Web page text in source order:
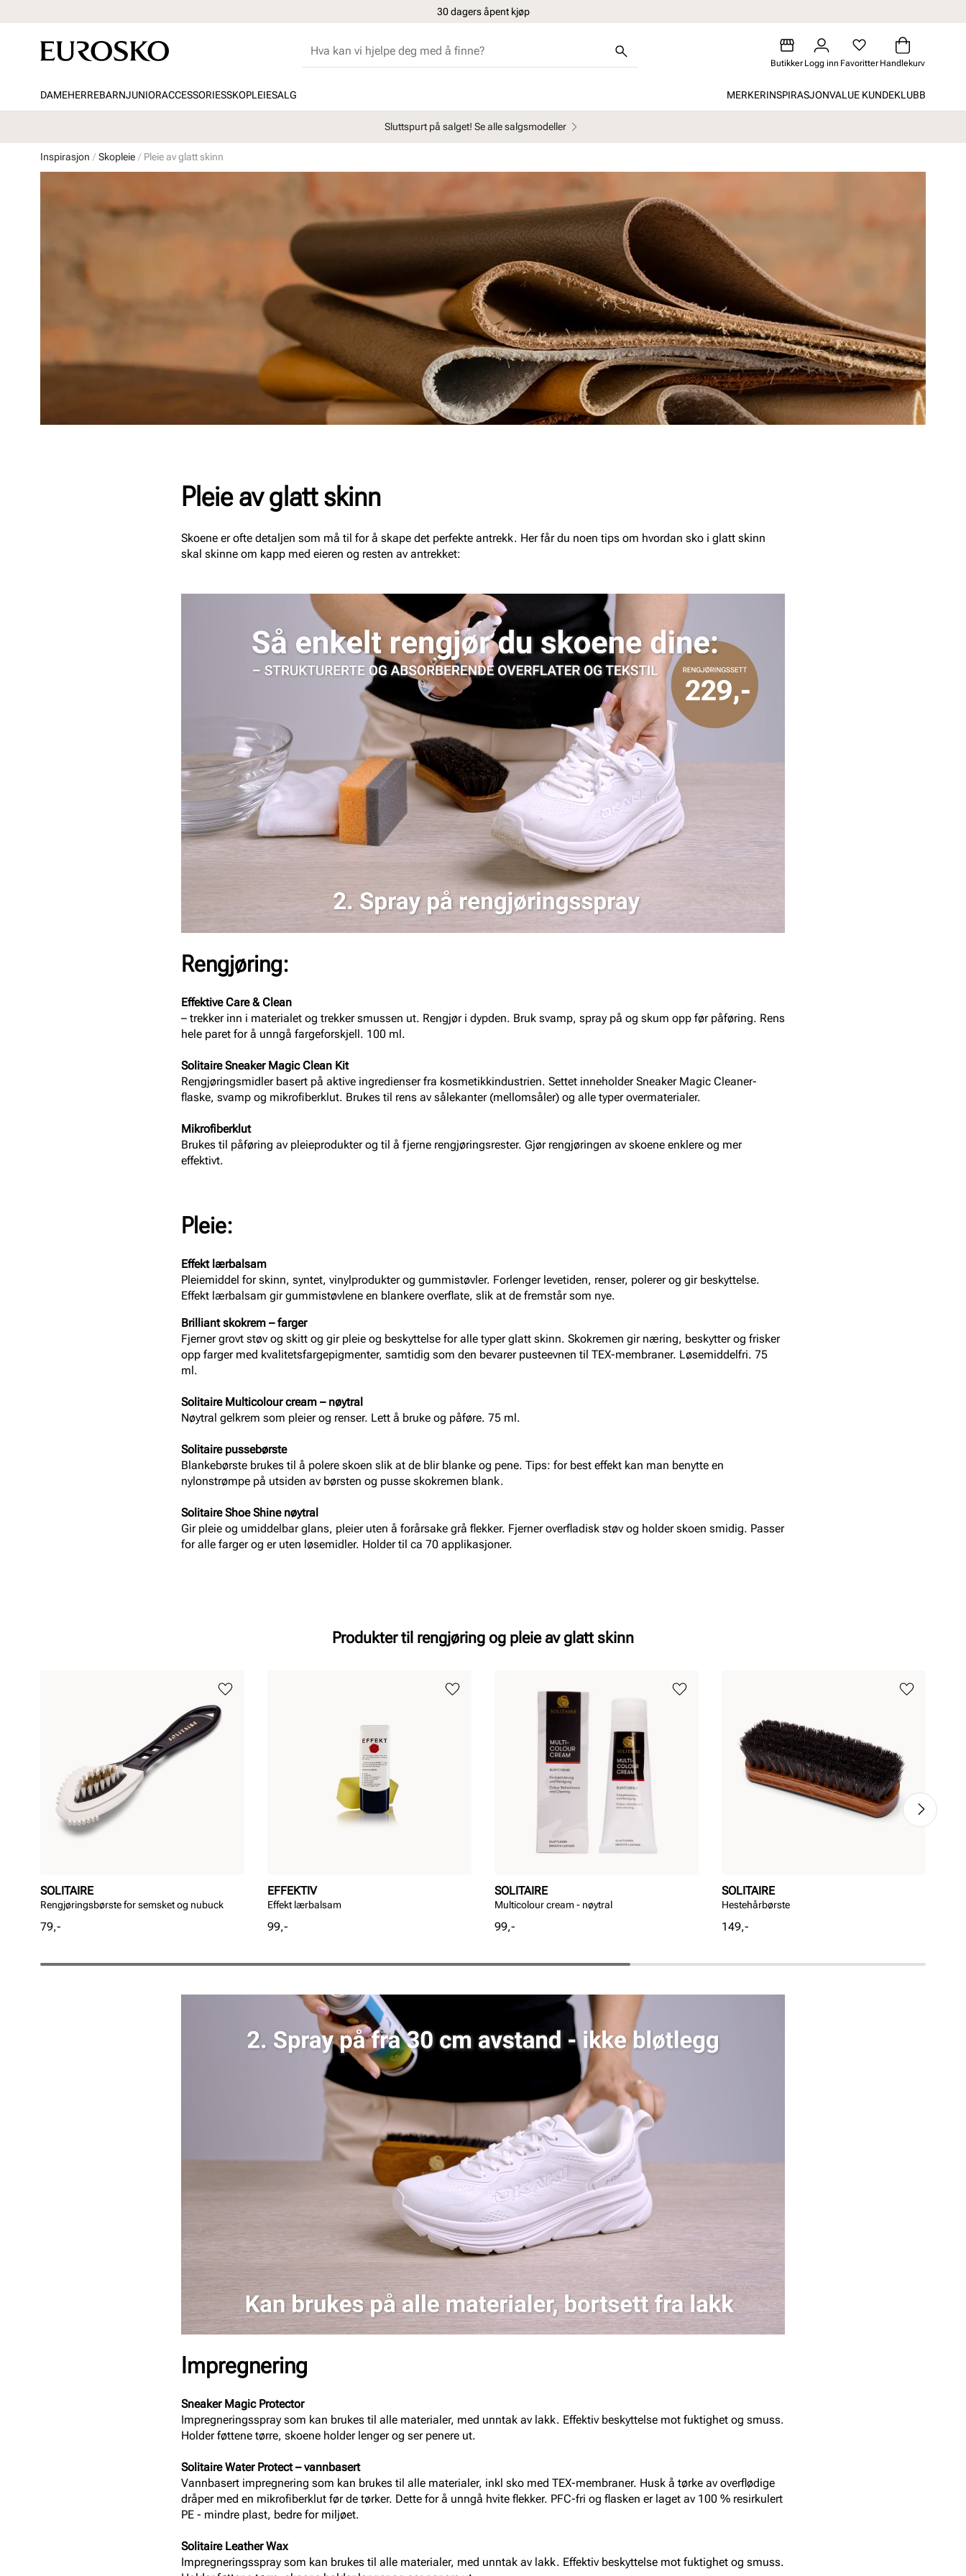
Gratis retur i butikk
Butikker Logg inn Favoritter Handlekurv
DAMEHERREBARNJUNIORACCESSORIESSKOPLEIESALG MERKERINSPIRASJONVALUE KUNDEKLUBB
Sluttspurt på salget! Se alle salgsmodeller
Inspirasjon Skopleie Pleie av glatt skinn
Pleie av glatt skinn
Skoene er ofte detaljen som må til for å skape det perfekte antrekk. Her får du noen tips om hvordan sko i glatt skinn
skal skinne om kapp med eieren og resten av antrekket:
Rengjøring:
Effektive Care & Clean
– trekker inn i materialet og trekker smussen ut. Rengjør i dypden. Bruk svamp, spray på og skum opp før påføring. Rens
hele paret for å unngå fargeforskjell. 100 ml.
Solitaire Sneaker Magic Clean Kit
Rengjøringsmidler basert på aktive ingredienser fra kosmetikkindustrien. Settet inneholder Sneaker Magic Cleaner-
flaske, svamp og mikrofiberklut. Brukes til rens av sålekanter (mellomsåler) og alle typer overmaterialer.
Mikrofiberklut
Brukes til påføring av pleieprodukter og til å fjerne rengjøringsrester. Gjør rengjøringen av skoene enklere og mer
effektivt.
Pleie:
Effekt lærbalsam
Pleiemiddel for skinn, syntet, vinylprodukter og gummistøvler. Forlenger levetiden, renser, polerer og gir beskyttelse.
Effekt lærbalsam gir gummistøvlene en blankere overflate, slik at de fremstår som nye.
Brilliant skokrem – farger
Fjerner grovt støv og skitt og gir pleie og beskyttelse for alle typer glatt skinn. Skokremen gir næring, beskytter og frisker
opp farger med kvalitetsfargepigmenter, samtidig som den bevarer pusteevnen til TEX-membraner. Løsemiddelfri. 75
ml.
Solitaire Multicolour cream – nøytral
Nøytral gelkrem som pleier og renser. Lett å bruke og påføre. 75 ml.
Solitaire pussebørste
Blankebørste brukes til å polere skoen slik at de blir blanke og pene. Tips: for best effekt kan man benytte en
nylonstrømpe på utsiden av børsten og pusse skokremen blank.
Solitaire Shoe Shine nøytral
Gir pleie og umiddelbar glans, pleier uten å forårsake grå flekker. Fjerner overfladisk støv og holder skoen smidig. Passer
for alle farger og er uten løsemidler. Holder til ca 70 applikasjoner.
Produkter til rengjøring og pleie av glatt skinn
SOLITAIRE
Rengjøringsbørste for semsket og nubuck
Pris
79,-
EFFEKTIV
Effekt lærbalsam
Pris
99,-
SOLITAIRE
Multicolour cream - nøytral
Pris
99,-
SOLITAIRE
Hestehårbørste
Pris
149,-
Impregnering
Sneaker Magic Protector
Impregneringsspray som kan brukes til alle materialer, med unntak av lakk. Effektiv beskyttelse mot fuktighet og smuss.
Holder føttene tørre, skoene holder lenger og ser penere ut.
Solitaire Water Protect – vannbasert
Vannbasert impregnering som kan brukes til alle materialer, inkl sko med TEX-membraner. Husk å tørke av overflødige
dråper med en mikrofiberklut før de tørker. Dette for å unngå hvite flekker. PFC-fri og flasken er laget av 100 % resirkulert
PE - mindre plast, bedre for miljøet.
Solitaire Leather Wax
Impregneringsspray som kan brukes til alle materialer, med unntak av lakk. Effektiv beskyttelse mot fuktighet og smuss.